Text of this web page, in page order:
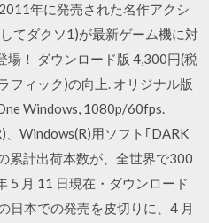
年に発売された名作アクシ
てダクソ1)が最新ゲーム機に対
場！ ダウンロード版 4,300円(税
フィック)の向上. オリジナル版
Windows, 1080p/60fps.
Windows(R)用ソフト｢DARK
累計出荷本数が、全世界で300
5 月 11 日現在・ダウンロード
日本での発売を皮切りに、4 月